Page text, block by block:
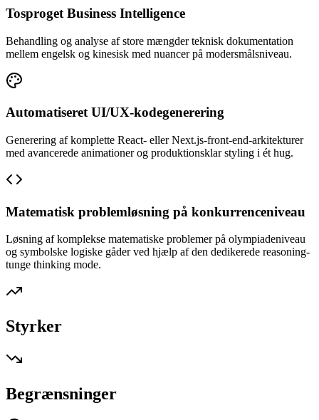
Tosproget Business Intelligence
Behandling og analyse af store mængder teknisk dokumentation
mellem engelsk og kinesisk med nuancer på modersmålsniveau.
Automatiseret UI/UX-kodegenerering
Generering af komplette React- eller Next.js-front-end-arkitekturer
med avancerede animationer og produktionsklar styling i ét hug.
Matematisk problemløsning på konkurrenceniveau
Løsning af komplekse matematiske problemer på olympiadeniveau
og symbolske logiske gåder ved hjælp af den dedikerede reasoning-
tunge thinking mode.
Styrker
Begrænsninger